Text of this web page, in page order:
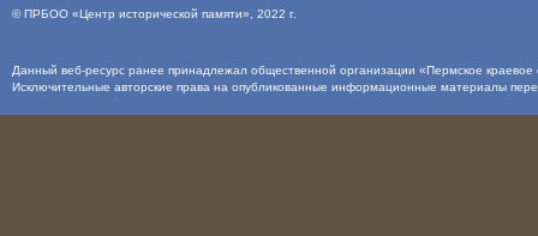
©ПРБОО «Центр исторической памяти» , 2022 г.
Данный веб-ресурс ранее принадлежал общественной организации «Пермское
Исключительные авторские права на опубликованные информационные материалы